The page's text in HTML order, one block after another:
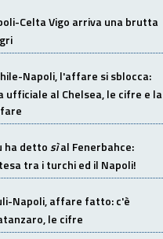
Celta Vigo arriva una brutta
Napoli, l'affare si sblocca:
al Chelsea, le cifre e la
ha dettosìal Fenerbahce:
tra i turchi ed il Napoli!
Napoli, affare fatto: c'è
le cifre